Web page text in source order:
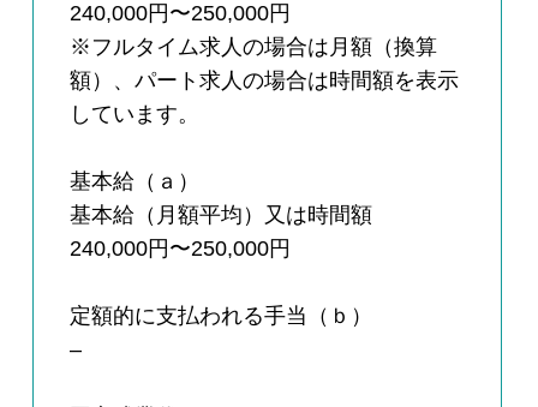
240,000円〜250,000円
※フルタイム求人の場合は月額（換算
額）、パート求人の場合は時間額を表示
しています。
基本給（ａ）
基本給（月額平均）又は時間額
240,000円〜250,000円
定額的に支払われる手当（ｂ）
–